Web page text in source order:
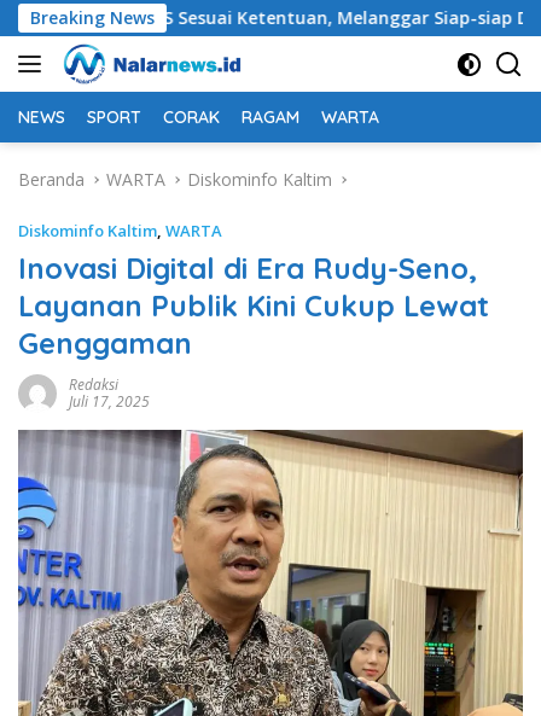
Langsung
ke
konten
Breaking News
TBS Sesuai Ketentuan, Melanggar Siap-siap Dikenai
NEWS SPORT CORAK RAGAM WARTA
Beranda WARTA Diskominfo Kaltim
Diskominfo Kaltim, WARTA
Inovasi Digital di Era Rudy-Seno,
Layanan Publik Kini Cukup Lewat
Genggaman
Redaksi
Juli 17, 2025